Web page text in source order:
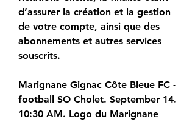
d’assurer la création et la gestion
de votre compte, ainsi que des
abonnements et autres services
souscrits.
Marignane Gignac Côte Bleue FC -
football SO Cholet. September 14.
10:30 AM. Logo du Marignane